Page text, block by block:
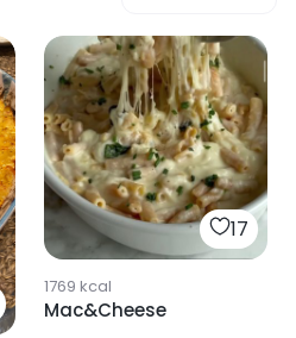
17
1769 kcal
Mac&Cheese